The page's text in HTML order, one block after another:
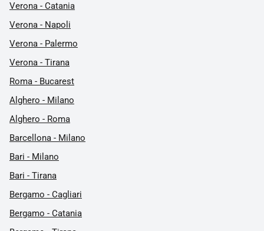
Verona - Catania
Verona - Napoli
Verona - Palermo
Verona - Tirana
Roma - Bucarest
Alghero - Milano
Alghero - Roma
Barcellona - Milano
Bari - Milano
Bari - Tirana
Bergamo - Cagliari
Bergamo - Catania